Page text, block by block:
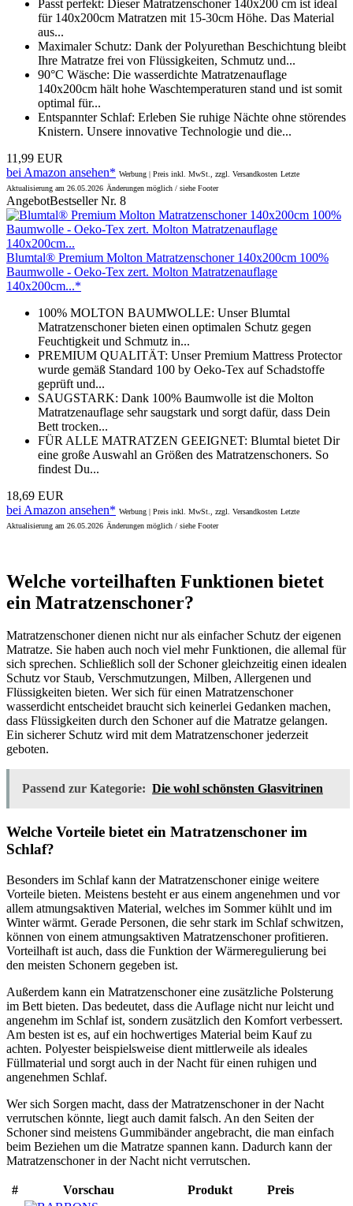
Passt perfekt: Dieser Matratzenschoner 140x200 cm ist ideal
für 140x200cm Matratzen mit 15-30cm Höhe. Das Material
aus...
Maximaler Schutz: Dank der Polyurethan Beschichtung bleibt
Ihre Matratze frei von Flüssigkeiten, Schmutz und...
90°C Wäsche: Die wasserdichte Matratzenauflage
140x200cm hält hohe Waschtemperaturen stand und ist somit
optimal für...
Entspannter Schlaf: Erleben Sie ruhige Nächte ohne störendes
Knistern. Unsere innovative Technologie und die...
11,99 EUR
bei Amazon ansehen* Werbung | Preis inkl. MwSt., zzgl. Versandkosten Letzte
Aktualisierung am 26.05.2026 Änderungen möglich / siehe Footer
AngebotBestseller Nr. 8
Blumtal® Premium Molton Matratzenschoner 140x200cm 100%
Baumwolle - Oeko-Tex zert. Molton Matratzenauflage
140x200cm...*
100% MOLTON BAUMWOLLE: Unser Blumtal
Matratzenschoner bieten einen optimalen Schutz gegen
Feuchtigkeit und Schmutz in...
PREMIUM QUALITÄT: Unser Premium Mattress Protector
wurde gemäß Standard 100 by Oeko-Tex auf Schadstoffe
geprüft und...
SAUGSTARK: Dank 100% Baumwolle ist die Molton
Matratzenauflage sehr saugstark und sorgt dafür, dass Dein
Bett trocken...
FÜR ALLE MATRATZEN GEEIGNET: Blumtal bietet Dir
eine große Auswahl an Größen des Matratzenschoners. So
findest Du...
18,69 EUR
bei Amazon ansehen* Werbung | Preis inkl. MwSt., zzgl. Versandkosten Letzte
Aktualisierung am 26.05.2026 Änderungen möglich / siehe Footer
Welche vorteilhaften Funktionen bietet
ein Matratzenschoner?
Matratzenschoner dienen nicht nur als einfacher Schutz der eigenen
Matratze. Sie haben auch noch viel mehr Funktionen, die allemal für
sich sprechen. Schließlich soll der Schoner gleichzeitig einen idealen
Schutz vor Staub, Verschmutzungen, Milben, Allergenen und
Flüssigkeiten bieten. Wer sich für einen Matratzenschoner
wasserdicht entscheidet braucht sich keinerlei Gedanken machen,
dass Flüssigkeiten durch den Schoner auf die Matratze gelangen.
Ein sicherer Schutz wird mit dem Matratzenschoner jederzeit
geboten.
Passend zur Kategorie: Die wohl schönsten Glasvitrinen
Welche Vorteile bietet ein Matratzenschoner im
Schlaf?
Besonders im Schlaf kann der Matratzenschoner einige weitere
Vorteile bieten. Meistens besteht er aus einem angenehmen und vor
allem atmungsaktiven Material, welches im Sommer kühlt und im
Winter wärmt. Gerade Personen, die sehr stark im Schlaf schwitzen,
können von einem atmungsaktiven Matratzenschoner profitieren.
Vorteilhaft ist auch, dass die Funktion der Wärmeregulierung bei
den meisten Schonern gegeben ist.
Außerdem kann ein Matratzenschoner eine zusätzliche Polsterung
im Bett bieten. Das bedeutet, dass die Auflage nicht nur leicht und
angenehm im Schlaf ist, sondern zusätzlich den Komfort verbessert.
Am besten ist es, auf ein hochwertiges Material beim Kauf zu
achten. Polyester beispielsweise dient mittlerweile als ideales
Füllmaterial und sorgt auch in der Nacht für einen ruhigen und
angenehmen Schlaf.
Wer sich Sorgen macht, dass der Matratzenschoner in der Nacht
verrutschen könnte, liegt auch damit falsch. An den Seiten der
Schoner sind meistens Gummibänder angebracht, die man einfach
beim Beziehen um die Matratze spannen kann. Dadurch kann der
Matratzenschoner in der Nacht nicht verrutschen.
# Vorschau Produkt Preis